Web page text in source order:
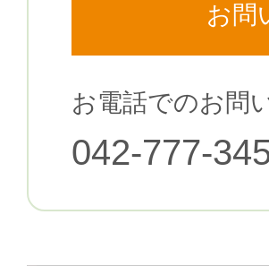
お問
お電話でのお問
042-777-